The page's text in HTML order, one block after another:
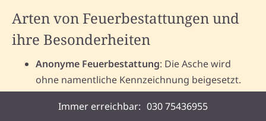
Arten von Feuerbestattungen und
ihre Besonderheiten
Anonyme Feuerbestattung: Die Asche wird
ohne namentliche Kennzeichnung beigesetzt.
Friedhöfe in Richtenberg bieten diese Form an,
was für Angehörige bedeutet, dass kein
Immer erreichbar: 030 75436955